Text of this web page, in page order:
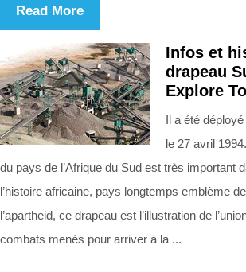
Read More
Infos et
drapeau
Explore
Il a été
le 27 avril
du pays de l’Afrique du Sud est très important
l’histoire africaine, pays longtemps emblème
l’apartheid, ce drapeau est l’illustration de
combats menés pour arriver à la ...